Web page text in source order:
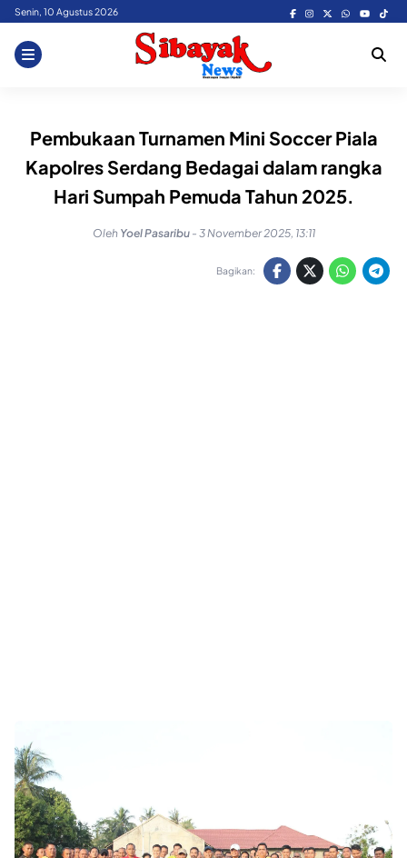
Skip
content
Senin, 10 Agustus 2026
Pembukaan Turnamen Mini Soccer Piala
Kapolres Serdang Bedagai dalam rangka
Hari Sumpah Pemuda Tahun 2025.
Oleh Yoel Pasaribu - 3 November 2025, 13:11
Bagikan: